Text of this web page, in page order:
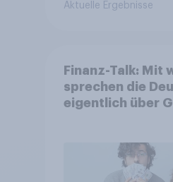
Aktuelle Ergebnisse
Finanz-Talk: Mit
sprechen die
eigentlich über